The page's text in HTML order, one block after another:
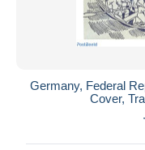
Germany, Federal
Cover,